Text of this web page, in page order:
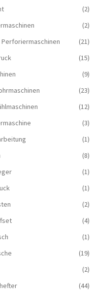
(2)
(2)
Perforiermaschinen
(21)
(15)
(9)
(23)
(12)
(3)
(1)
(8)
(1)
(1)
(2)
(4)
(1)
(19)
(2)
(44)